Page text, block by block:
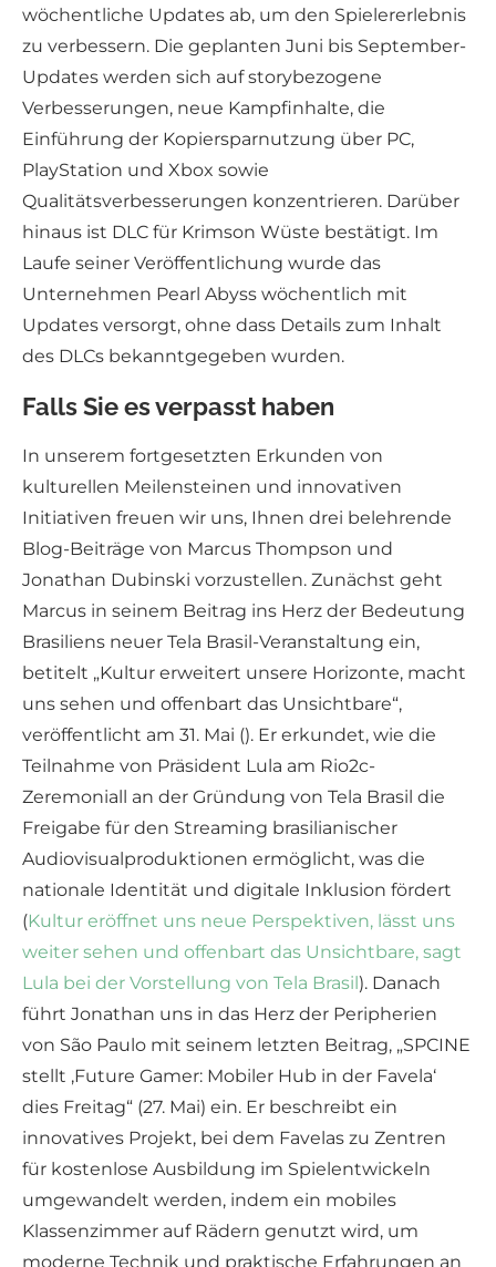
wöchentliche Updates ab, um den Spielererlebnis
zu verbessern. Die geplanten Juni bis September-
Updates werden sich auf storybezogene
Verbesserungen, neue Kampfinhalte, die
Einführung der Kopiersparnutzung über PC,
PlayStation und Xbox sowie
Qualitätsverbesserungen konzentrieren. Darüber
hinaus ist DLC für Krimson Wüste bestätigt. Im
Laufe seiner Veröffentlichung wurde das
Unternehmen Pearl Abyss wöchentlich mit
Updates versorgt, ohne dass Details zum Inhalt
des DLCs bekanntgegeben wurden.
Falls Sie es verpasst haben
In unserem fortgesetzten Erkunden von
kulturellen Meilensteinen und innovativen
Initiativen freuen wir uns, Ihnen drei belehrende
Blog-Beiträge von Marcus Thompson und
Jonathan Dubinski vorzustellen. Zunächst geht
Marcus in seinem Beitrag ins Herz der Bedeutung
Brasiliens neuer Tela Brasil-Veranstaltung ein,
betitelt „Kultur erweitert unsere Horizonte, macht
uns sehen und offenbart das Unsichtbare“,
veröffentlicht am 31. Mai (). Er erkundet, wie die
Teilnahme von Präsident Lula am Rio2c-
Zeremoniall an der Gründung von Tela Brasil die
Freigabe für den Streaming brasilianischer
Audiovisualproduktionen ermöglicht, was die
nationale Identität und digitale Inklusion fördert
(Kultur eröffnet uns neue Perspektiven, lässt uns
weiter sehen und offenbart das Unsichtbare, sagt
Lula bei der Vorstellung von Tela Brasil). Danach
führt Jonathan uns in das Herz der Peripherien
von São Paulo mit seinem letzten Beitrag, „SPCINE
stellt ‚Future Gamer: Mobiler Hub in der Favela‘
dies Freitag“ (27. Mai) ein. Er beschreibt ein
innovatives Projekt, bei dem Favelas zu Zentren
für kostenlose Ausbildung im Spielentwickeln
umgewandelt werden, indem ein mobiles
Klassenzimmer auf Rädern genutzt wird, um
moderne Technik und praktische Erfahrungen an